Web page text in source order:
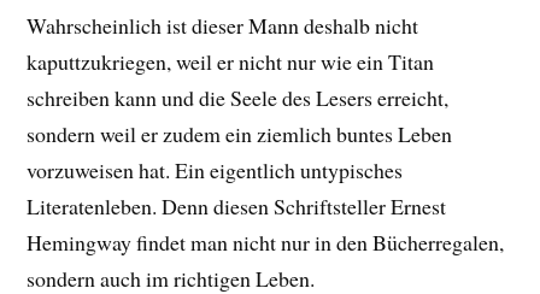
Wahrscheinlich ist dieser Mann deshalb nicht
kaputtzukriegen, weil er nicht nur wie ein Titan
schreiben kann und die Seele des Lesers erreicht,
sondern weil er zudem ein ziemlich buntes Leben
vorzuweisen hat. Ein eigentlich untypisches
Literatenleben. Denn diesen Schriftsteller Ernest
Hemingway findet man nicht nur in den Bücherregalen,
sondern auch im richtigen Leben.